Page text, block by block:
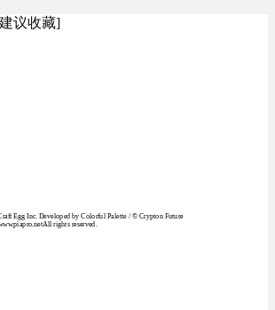
议收藏]
Egg Inc. Developed by Colorful Palette / © Crypton Future
rights reserved.